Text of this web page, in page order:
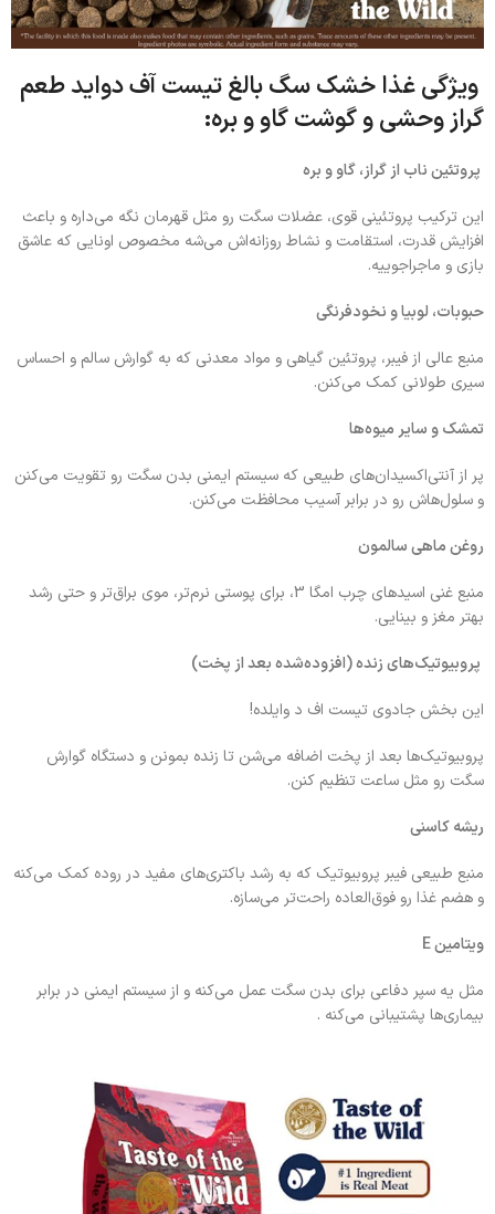
ویژگی‌ غذا خشک سگ بالغ تیست آف دواید طعم
گراز وحشی و گوشت گاو و بره:
پروتئین ناب از گراز، گاو و بره
این ترکیب پروتئینی قوی، عضلات سگت رو مثل قهرمان نگه می‌داره و باعث
افزایش قدرت، استقامت و نشاط روزانه‌اش می‌شه مخصوص اونایی که عاشق
بازی و ماجراجوییه.
حبوبات، لوبیا و نخودفرنگی
منبع عالی از فیبر، پروتئین گیاهی و مواد معدنی که به گوارش سالم و احساس
سیری طولانی کمک می‌کنن.
تمشک و سایر میوه‌ها
پر از آنتی‌اکسیدان‌های طبیعی که سیستم ایمنی بدن سگت رو تقویت می‌کنن
و سلول‌هاش رو در برابر آسیب محافظت می‌کنن.
روغن ماهی سالمون
منبع غنی اسیدهای چرب امگا 3، برای پوستی نرم‌تر، موی براق‌تر و حتی رشد
بهتر مغز و بینایی.
پروبیوتیک‌های زنده (افزوده‌شده بعد از پخت)
این بخش جادوی تیست اف د وایلد‌ه!
پروبیوتیک‌ها بعد از پخت اضافه می‌شن تا زنده بمونن و دستگاه گوارش
سگت رو مثل ساعت تنظیم کنن.
ریشه کاسنی
منبع طبیعی فیبر پروبیوتیک که به رشد باکتری‌های مفید در روده کمک می‌کنه
و هضم غذا رو فوق‌العاده راحت‌تر می‌سازه.
ویتامین E
مثل یه سپر دفاعی برای بدن سگت عمل می‌کنه و از سیستم ایمنی در برابر
بیماری‌ها پشتیبانی می‌کنه .